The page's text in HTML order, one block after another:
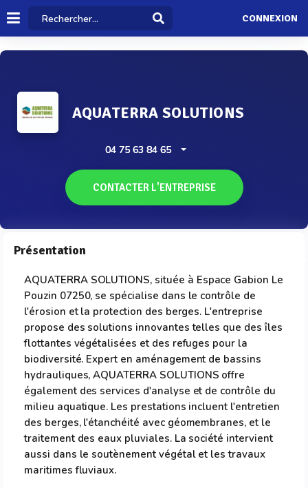
CONNEXION
AQUATERRA SOLUTIONS
04 75 63 84 65
CONTACTER L'ENTREPRISE
Présentation
AQUATERRA SOLUTIONS, située à Espace Gabion Le
Pouzin 07250, se spécialise dans le contrôle de
l'érosion et la protection des berges. L'entreprise
propose des solutions innovantes telles que des îles
flottantes végétalisées et des refuges pour la
biodiversité. Expert en aménagement de bassins
hydrauliques, AQUATERRA SOLUTIONS offre
également des services d'analyse et de contrôle du
milieu aquatique. Les prestations incluent l'entretien
des berges, l'étanchéité avec géomembranes, et le
traitement des eaux pluviales. La société intervient
aussi dans le soutènement végétal et les travaux
maritimes fluviaux.